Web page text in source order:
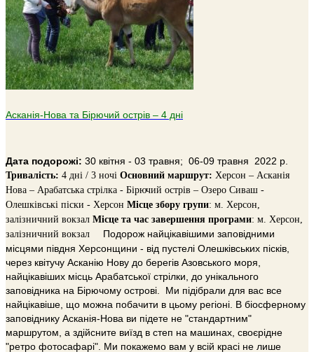
Асканія-Нова та Бірючий острів – 4 дні
Дата подорожі: 30 квітня - 03 травня; 06-09 травня 2022 р.
Тривалість: 4 дні / 3 ночі Основний маршрут: Херсон – Асканія
Нова – Арабатська стрілка - Бірючий острів – Озеро Сиваш -
Олешківські піски - Херсон Місце збору групи: м. Херсон,
залізничний вокзал Місце та час завершення програми: м. Херсон,
залізничний вокзал
Подорож найцікавішими заповідними
місцями півдня Херсонщини - від пустелі Олешківських пісків,
через квітучу Асканію Нову до берегів Азовського моря,
найцікавіших місць Арабатської стрілки, до унікального
заповідника на Бірючому острові. Ми підібрали для вас все
найцікавіше, що можна побачити в цьому регіоні. В біосферному
заповіднику Асканія-Нова ви підете не "стандартним"
маршрутом, а здійсните виїзд в степ на машинах, своєрідне
"ретро фотосафарі". Ми покажемо вам у всій красі не лише